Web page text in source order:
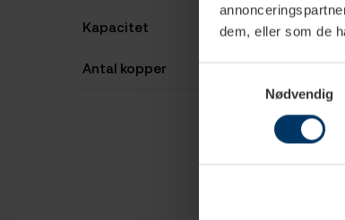
dem, eller som de
Nødvendig
Kapacitet
Antal kopper